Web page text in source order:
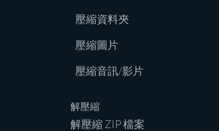
壓縮資料夾
壓縮圖片
壓縮音訊/影片
解壓縮
解壓縮 ZIP 檔案